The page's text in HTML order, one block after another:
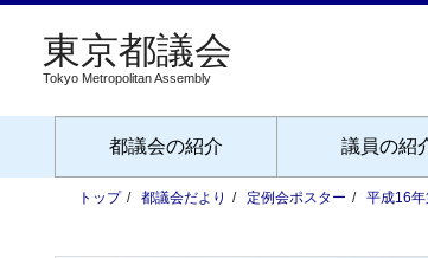
Tokyo Metropolitan Assembly
都議会の紹介 議員の紹
トップ 都議会だより 定例会ポスター 平成16